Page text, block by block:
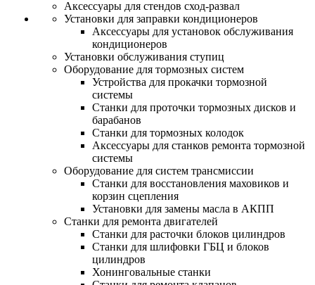
Аксессуары для стендов сход-развал
Установки для заправки кондиционеров
Аксессуары для установок обслуживания
кондиционеров
Установки обслуживания ступиц
Оборудование для тормозных систем
Устройства для прокачки тормозной
системы
Станки для проточки тормозных дисков и
барабанов
Станки для тормозных колодок
Аксессуары для станков ремонта тормозной
системы
Оборудование для систем трансмиссии
Станки для восстановления маховиков и
корзин сцепления
Установки для замены масла в АКПП
Станки для ремонта двигателей
Станки для расточки блоков цилиндров
Станки для шлифовки ГБЦ и блоков
цилиндров
Хонинговальные станки